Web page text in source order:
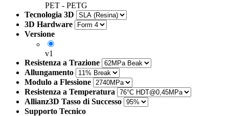
PET - PETG
Tecnologia 3D
3D Hardware
Versione
v1
Resistenza a Trazione
Allungamento
Modulo a Flessione
Resistenza a Temperatura
Allianz3D Tasso di Successo
Supporto Tecnico